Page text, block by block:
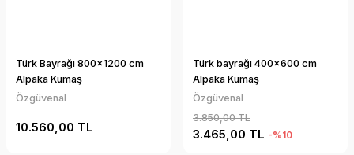
Türk Bayrağı 800x1200 cm
Alpaka Kumaş
Özgüvenal
10.560,00 TL
Türk bayrağı 400x600 cm
Alpaka Kumaş
Özgüvenal
3.850,00 TL
3.465,00 TL -%10